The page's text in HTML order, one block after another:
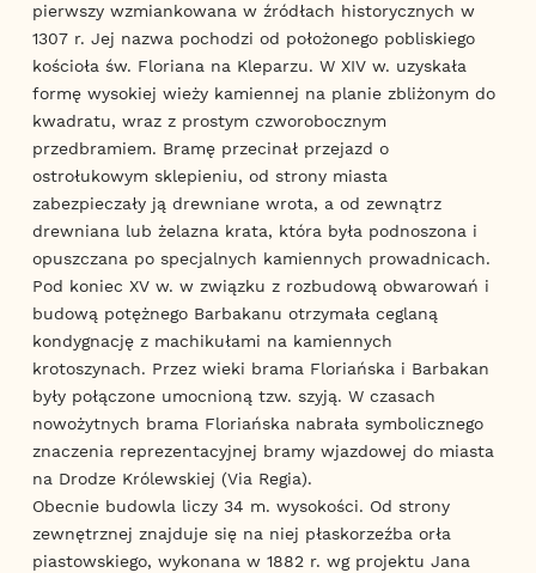
pierwszy wzmiankowana w źródłach historycznych w
1307 r. Jej nazwa pochodzi od położonego pobliskiego
kościoła św. Floriana na Kleparzu. W XIV w. uzyskała
formę wysokiej wieży kamiennej na planie zbliżonym do
kwadratu, wraz z prostym czworobocznym
przedbramiem. Bramę przecinał przejazd o
ostrołukowym sklepieniu, od strony miasta
zabezpieczały ją drewniane wrota, a od zewnątrz
drewniana lub żelazna krata, która była podnoszona i
opuszczana po specjalnych kamiennych prowadnicach.
Pod koniec XV w. w związku z rozbudową obwarowań i
budową potężnego Barbakanu otrzymała ceglaną
kondygnację z machikułami na kamiennych
krotoszynach. Przez wieki brama Floriańska i Barbakan
były połączone umocnioną tzw. szyją. W czasach
nowożytnych brama Floriańska nabrała symbolicznego
znaczenia reprezentacyjnej bramy wjazdowej do miasta
na Drodze Królewskiej (Via Regia).
Obecnie budowla liczy 34 m. wysokości. Od strony
zewnętrznej znajduje się na niej płaskorzeźba orła
piastowskiego, wykonana w 1882 r. wg projektu Jana